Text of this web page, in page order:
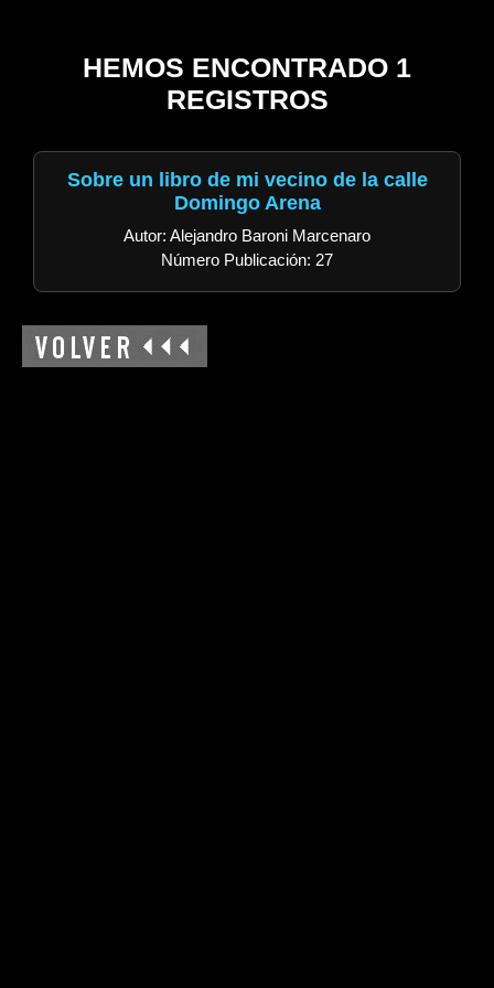
HEMOS ENCONTRADO 1
REGISTROS
Sobre un libro de mi vecino de la calle
Domingo Arena
Autor: Alejandro Baroni Marcenaro
Número Publicación: 27